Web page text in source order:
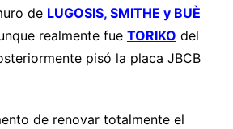
de LUGOSIS, SMITHE y BUÈ
realmente fue TORIKO del
pisó la placa JBCB
de renovar totalmente el